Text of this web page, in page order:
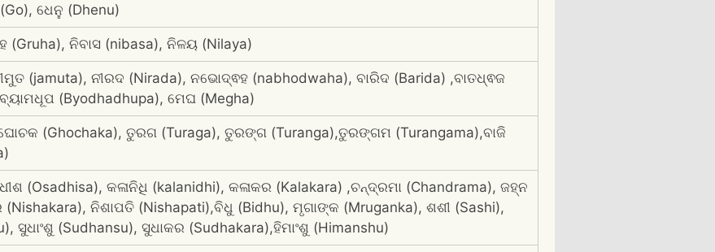
ଧେନୁ (Dhenu)
ନିବାସ (nibasa), ନିଳୟ (Nilaya)
(jamuta), ନୀରଦ (Nirada), ନଭୋଦ୍ଵହ (nabhodwaha), ବାରିଦ (Barida) ,ବାତଧ୍ଵଜ
(Byodhadhupa), ମେଘ (Megha)
(Ghochaka), ତୁରଗ (Turaga), ତୁରଙ୍ଗ (Turanga),ତୁରଙ୍ଗମ (Turangama),ବାଜି
(Osadhisa), କଳାନିଧି (kalanidhi), କଳାକର (Kalakara) ,ଚନ୍ଦ୍ରମା (Chandrama), ଜହ୍ନ
(Nishakara), ନିଶାପତି (Nishapati),ବିଧୁ (Bidhu), ମୃଗାଙ୍କ (Mruganka), ଶଶୀ (Sashi),
ସୁଧାଂଶୁ (Sudhansu), ସୁଧାକର (Sudhakara),ହିମାଂଶୁ (Himanshu)